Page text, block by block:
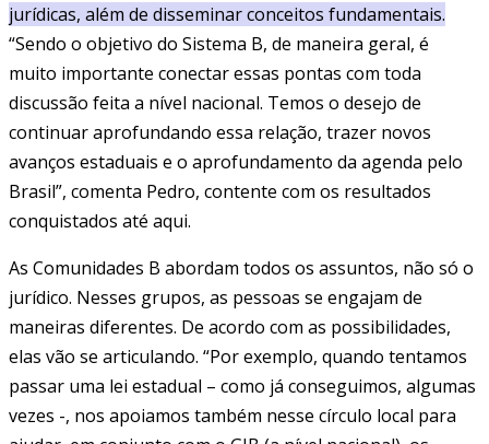
jurídicas, além de disseminar conceitos fundamentais.
“Sendo o objetivo do Sistema B, de maneira geral, é
muito importante conectar essas pontas com toda
discussão feita a nível nacional. Temos o desejo de
continuar aprofundando essa relação, trazer novos
avanços estaduais e o aprofundamento da agenda pelo
Brasil”, comenta Pedro, contente com os resultados
conquistados até aqui.
As Comunidades B abordam todos os assuntos, não só o
jurídico. Nesses grupos, as pessoas se engajam de
maneiras diferentes. De acordo com as possibilidades,
elas vão se articulando. “Por exemplo, quando tentamos
passar uma lei estadual – como já conseguimos, algumas
vezes -, nos apoiamos também nesse círculo local para